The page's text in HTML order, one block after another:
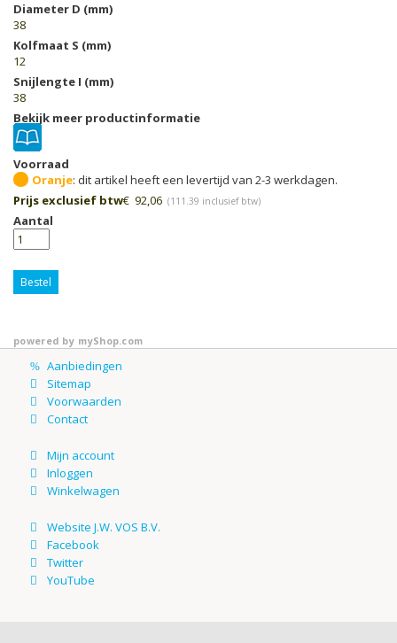
Diameter D (mm)
38
Kolfmaat S (mm)
12
Snijlengte I (mm)
38
Bekijk meer productinformatie
Voorraad
Oranje
Prijs exclusief btw€ 92,06 (111.39 inclusief btw)
Aantal
Bestel
powered by myShop.com